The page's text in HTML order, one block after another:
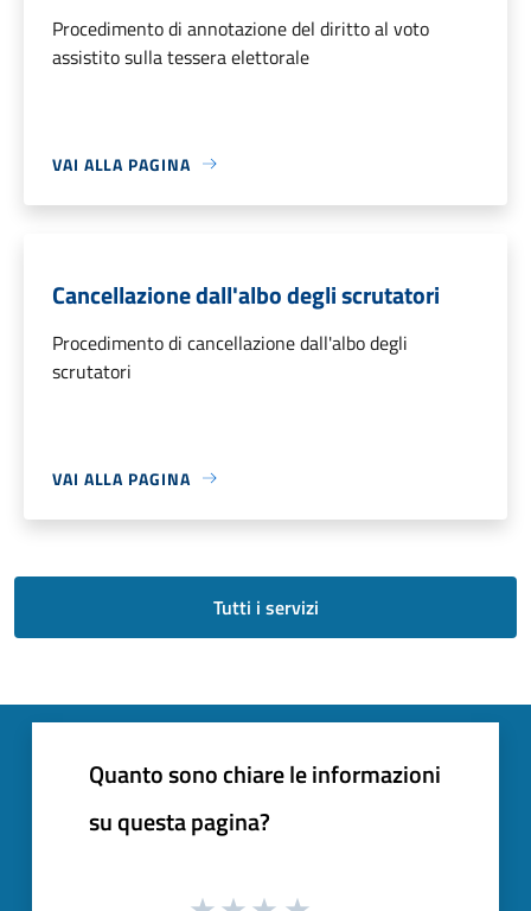
Procedimento di annotazione del diritto al voto
assistito sulla tessera elettorale
VAI ALLA PAGINA
Cancellazione dall'albo degli scrutatori
Procedimento di cancellazione dall'albo degli
scrutatori
VAI ALLA PAGINA
Tutti i servizi
Quanto sono chiare le informazioni
su questa pagina?